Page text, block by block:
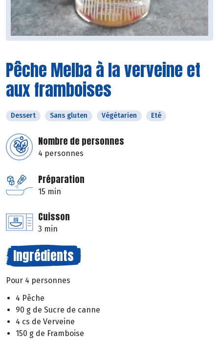
Pêche Melba à la verveine et
aux framboises
Dessert Sans gluten Végétarien Eté
Nombre de personnes
4 personnes
Préparation
15 min
Cuisson
3 min
Ingrédients
Pour 4 personnes
4 Pêche
90 g de Sucre de canne
4 cs de Verveine
150 g de Framboise